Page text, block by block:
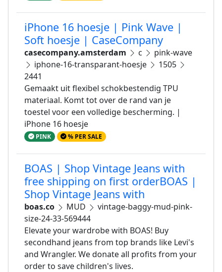
iPhone 16 hoesje | Pink Wave |
Soft hoesje | CaseCompany
casecompany.amsterdam c
pink-wave
iphone-16-transparant-hoesje
1505
2441
Gemaakt uit flexibel schokbestendig TPU
materiaal. Komt tot over de rand van je
toestel voor een volledige bescherming. |
iPhone 16 hoesje
PINK % PER SALE
BOAS | Shop Vintage Jeans with
free shipping on first orderBOAS |
Shop Vintage Jeans with
boas.co MUD
vintage-baggy-mud-pink-
size-24-33-569444
Elevate your wardrobe with BOAS! Buy
secondhand jeans from top brands like Levi's
and Wrangler. We donate all profits from your
order to save children's lives.